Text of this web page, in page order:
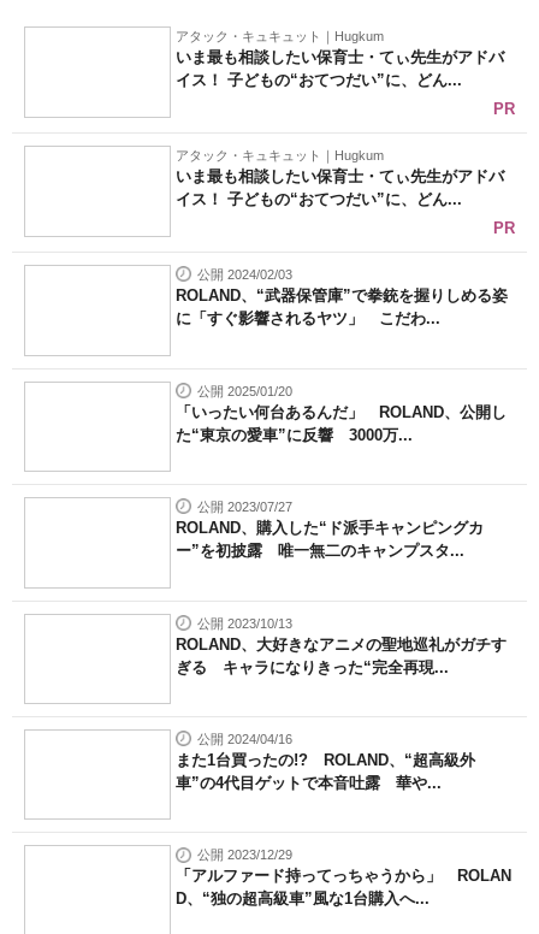
アタック・キュキュット｜Hugkum
いま最も相談したい保育士・てぃ先生がアドバ
イス！ 子どもの“おてつだい”に、どん...
PR
アタック・キュキュット｜Hugkum
いま最も相談したい保育士・てぃ先生がアドバ
イス！ 子どもの“おてつだい”に、どん...
PR
公開 2024/02/03
ROLAND、“武器保管庫”で拳銃を握りしめる姿
に「すぐ影響されるヤツ」 こだわ...
公開 2025/01/20
「いったい何台あるんだ」 ROLAND、公開し
た“東京の愛車”に反響 3000万...
公開 2023/07/27
ROLAND、購入した“ド派手キャンピングカ
ー”を初披露 唯一無二のキャンプスタ...
公開 2023/10/13
ROLAND、大好きなアニメの聖地巡礼がガチす
ぎる キャラになりきった“完全再現...
公開 2024/04/16
また1台買ったの!? ROLAND、“超高級外
車”の4代目ゲットで本音吐露 華や...
公開 2023/12/29
「アルファード持ってっちゃうから」 ROLAN
D、“独の超高級車”風な1台購入へ...